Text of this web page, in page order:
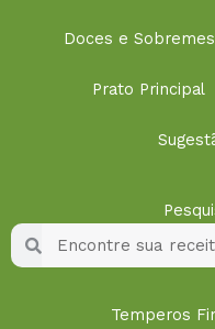
Doces e
Prato Principal
Pesquisar
Temperos